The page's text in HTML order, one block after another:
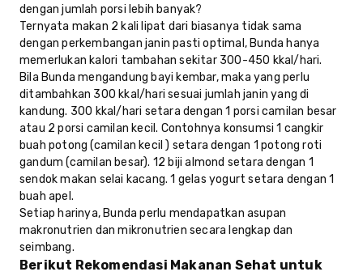
dengan jumlah porsi lebih banyak?
Ternyata makan 2 kali lipat dari biasanya tidak sama
dengan perkembangan janin pasti optimal, Bunda hanya
memerlukan kalori tambahan sekitar 300-450 kkal/hari.
Bila Bunda mengandung bayi kembar, maka yang perlu
ditambahkan 300 kkal/hari sesuai jumlah janin yang di
kandung. 300 kkal/hari setara dengan 1 porsi camilan besar
atau 2 porsi camilan kecil. Contohnya konsumsi 1 cangkir
buah potong (camilan kecil ) setara dengan 1 potong roti
gandum (camilan besar). 12 biji almond setara dengan 1
sendok makan selai kacang. 1 gelas yogurt setara dengan 1
buah apel.
Setiap harinya, Bunda perlu mendapatkan asupan
makronutrien dan mikronutrien secara lengkap dan
seimbang.
Berikut Rekomendasi Makanan Sehat untuk